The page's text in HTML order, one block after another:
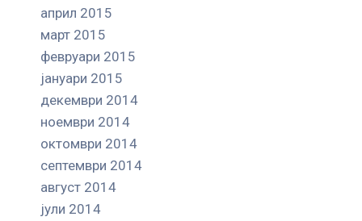
април 2015
март 2015
февруари 2015
јануари 2015
декември 2014
ноември 2014
октомври 2014
септември 2014
август 2014
јули 2014